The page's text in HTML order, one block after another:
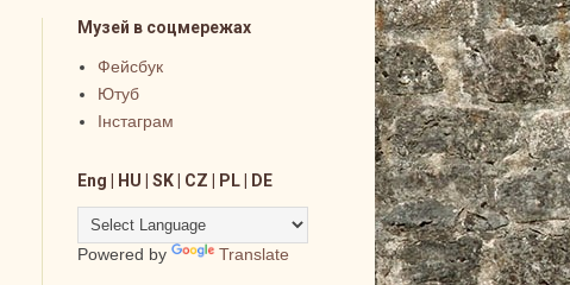
Музей в соцмережах
Фейсбук
Ютуб
Інстаграм
Eng | HU | SK | CZ | PL | DE
Powered by Translate